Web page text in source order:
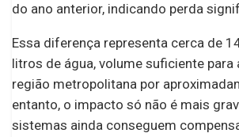
do ano anterior, indicando perda
Essa diferença representa cerca de
litros de água, volume suficiente para
região metropolitana por
entanto, o impacto só não é mais
sistemas ainda conseguem